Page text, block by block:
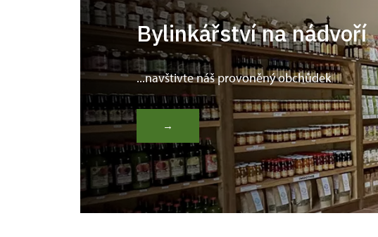
Bylinkářství na nádvoří
...navštivte náš provoněný obchůdek
→